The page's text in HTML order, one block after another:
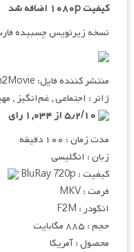
کیفیت ۱۰۸۰p اضافه شد
نسخه زیرنویس چسبیده
منتشر کننده فایل: Film2Movie
ژانر : اجتماعی , غم‌انگیز ,
مدت زمان : ۱۰۰ دقیقه
زبان : انگلیسی
کیفیت : BluRay 720p
فرمت : MKV
انکودر : F2M
حجم : ۸۸۵ مگابایت
محصول : آمریکا